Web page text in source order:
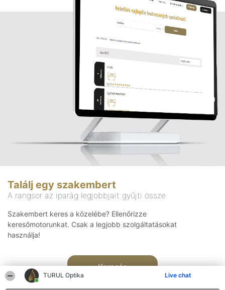
TURUL Optika Live chat
Találj egy szakembert
A rangsor az iparág legjobbjait gyűjti össze
Szakembert keres a közelébe? Ellenőrizze
keresőmotorunkat. Csak a legjobb szolgáltatásokat
használja!
Keresés